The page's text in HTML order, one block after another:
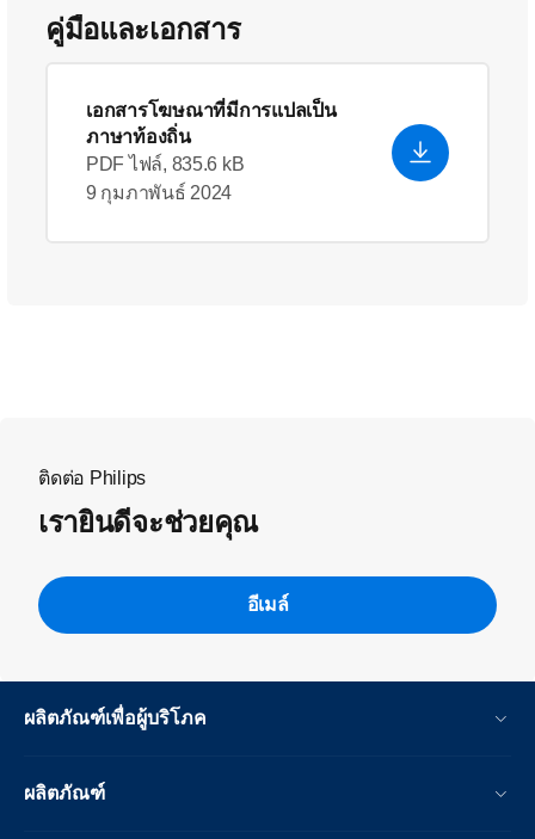
คู่มือและเอกสาร
เอกสารโฆษณาที่มีการแปลเป็น
ภาษาท้องถิ่น
PDF ไฟล์, 835.6 kB
9 กุมภาพันธ์ 2024
ติดต่อ Philips
เรายินดีจะช่วยคุณ
อีเมล์
ผลิตภัณฑ์เพื่อผู้บริโภค
ผลิตภัณฑ์